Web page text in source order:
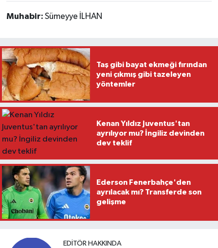
Muhabir: Sümeyye İLHAN
Taş gibi bayat ekmeği fırından
yeni çıkmış gibi tazeleyen
yöntemler
Kenan Yıldız Juventus'tan
ayrılıyor mu? İngiliz devinden
dev teklif
Ederson Fenerbahçe'den
ayrılacak mı? Transferde son
gelişme
EDITÖR HAKKINDA